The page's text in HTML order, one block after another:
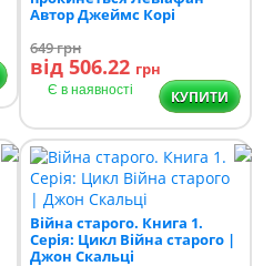
Автор Джеймс Корі
649грн
від 506.22 грн
Є в наявності КУПИТИ
Війна старого. Книга 1.
Серія: Цикл Війна старого |
Джон Скальці